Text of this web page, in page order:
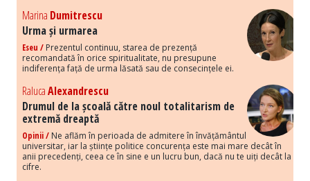
Marina Dumitrescu
Urma și urmarea
Eseu / Prezentul continuu, starea de prezență
recomandată în orice spiritualitate, nu presupune
indiferența față de urma lăsată sau de consecințele ei.
RalucaAlexandrescu
Drumul de la școală către noul totalitarism de
extremă dreaptă
Opinii / Ne aflăm în perioada de admitere în învățământul
universitar, iar la științe politice concurența este mai mare decât în
anii precedenți, ceea ce în sine e un lucru bun, dacă nu te uiți decât la
cifre.